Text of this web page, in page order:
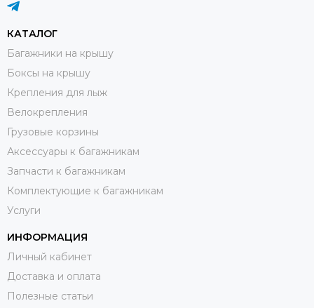
КАТАЛОГ
Багажники на крышу
Боксы на крышу
Крепления для лыж
Велокрепления
Грузовые корзины
Аксессуары к багажникам
Запчасти к багажникам
Комплектующие к багажникам
Услуги
ИНФОРМАЦИЯ
Личный кабинет
Доставка и оплата
Полезные статьи